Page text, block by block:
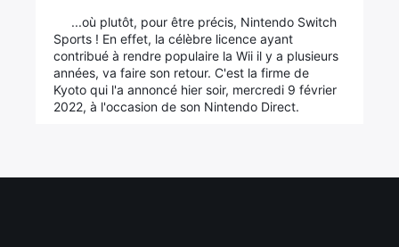
...où plutôt, pour être précis, Nintendo Switch
Sports ! En effet, la célèbre licence ayant
contribué à rendre populaire la Wii il y a plusieurs
années, va faire son retour. C'est la firme de
Kyoto qui l'a annoncé hier soir, mercredi 9 février
2022, à l'occasion de son Nintendo Direct.